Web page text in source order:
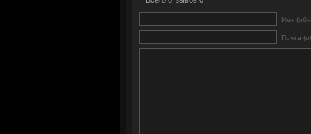
Имя
Почта